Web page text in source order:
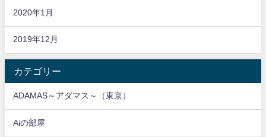
2020年1月
2019年12月
カテゴリー
ADAMAS～アダマス～（東京）
Aiの部屋